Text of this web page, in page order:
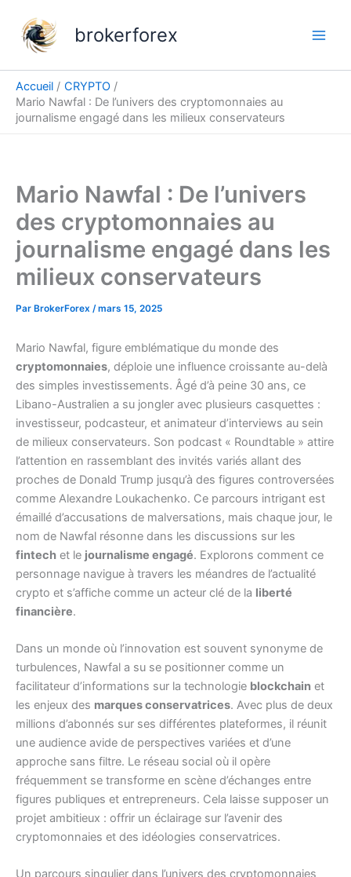
contenu
brokerforex
Accueil
CRYPTO
Mario Nawfal : De l’univers des cryptomonnaies au
journalisme engagé dans les milieux conservateurs
Mario Nawfal : De l’univers
des cryptomonnaies au
journalisme engagé dans les
milieux conservateurs
Par BrokerForex /mars 15, 2025
Mario Nawfal, figure emblématique du monde des
cryptomonnaies, déploie une influence croissante au-delà
des simples investissements. Âgé d’à peine 30 ans, ce
Libano-Australien a su jongler avec plusieurs casquettes :
investisseur, podcasteur, et animateur d’interviews au sein
de milieux conservateurs. Son podcast « Roundtable » attire
l’attention en rassemblant des invités variés allant des
proches de Donald Trump jusqu’à des figures controversées
comme Alexandre Loukachenko. Ce parcours intrigant est
émaillé d’accusations de malversations, mais chaque jour, le
nom de Nawfal résonne dans les discussions sur les
fintech et le journalisme engagé. Explorons comment ce
personnage navigue à travers les méandres de l’actualité
crypto et s’affiche comme un acteur clé de la liberté
financière.
Dans un monde où l’innovation est souvent synonyme de
turbulences, Nawfal a su se positionner comme un
facilitateur d’informations sur la technologie blockchain et
les enjeux des marques conservatrices. Avec plus de deux
millions d’abonnés sur ses différentes plateformes, il réunit
une audience avide de perspectives variées et d’une
approche sans filtre. Le réseau social où il opère
fréquemment se transforme en scène d’échanges entre
figures publiques et entrepreneurs. Cela laisse supposer un
projet ambitieux : offrir un éclairage sur l’avenir des
cryptomonnaies et des idéologies conservatrices.
Un parcours singulier dans l’univers des cryptomonnaies